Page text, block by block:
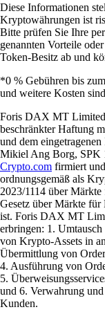
Diese Informationen
Kryptowährungen ist
Bitte prüfen Sie Ihre
genannten Vorteile
Token-Besitz ab und
*0 % Gebühren bis
und weitere Kosten
Foris DAX MT Limited
beschränkter Haftung
und dem
Mikiel Ang Borg, SPK
Crypto.com firmiert
ordnungsgemäß als
2023/1114 über
Gesetz über Märkte für
ist. Foris DAX MT
erbringen: 1.
von Krypto-Assets in
Übermittlung von
4. Ausführung von
5.
und 6. Verwahrung
Kunden.